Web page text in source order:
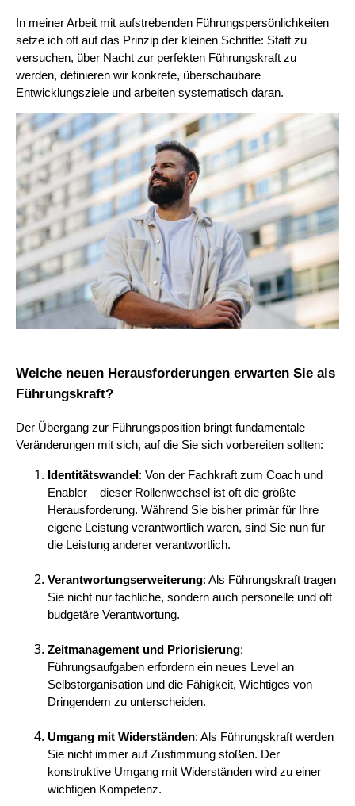
In meiner Arbeit mit aufstrebenden Führungspersönlichkeiten
setze ich oft auf das Prinzip der kleinen Schritte: Statt zu
versuchen, über Nacht zur perfekten Führungskraft zu
werden, definieren wir konkrete, überschaubare
Entwicklungsziele und arbeiten systematisch daran.
Welche neuen Herausforderungen erwarten Sie als
Führungskraft?
Der Übergang zur Führungsposition bringt fundamentale
Veränderungen mit sich, auf die Sie sich vorbereiten sollten:
Identitätswandel: Von der Fachkraft zum Coach und
Enabler – dieser Rollenwechsel ist oft die größte
Herausforderung. Während Sie bisher primär für Ihre
eigene Leistung verantwortlich waren, sind Sie nun für
die Leistung anderer verantwortlich.
Verantwortungserweiterung: Als Führungskraft tragen
Sie nicht nur fachliche, sondern auch personelle und oft
budgetäre Verantwortung.
Zeitmanagement und Priorisierung:
Führungsaufgaben erfordern ein neues Level an
Selbstorganisation und die Fähigkeit, Wichtiges von
Dringendem zu unterscheiden.
Umgang mit Widerständen: Als Führungskraft werden
Sie nicht immer auf Zustimmung stoßen. Der
konstruktive Umgang mit Widerständen wird zu einer
wichtigen Kompetenz.